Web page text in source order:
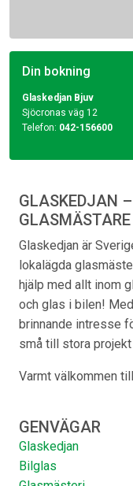
Din bokning
Glaskedjan Bjuv
Sjöcronas väg 12
Telefon: 042-156600
GLASKEDJAN
GLASMÄSTARE
Glaskedjan är
lokalägda
hjälp med allt inom
och glas i bilen!
brinnande intresse
små till stora
Varmt välkommen
GENVÄGAR
Glaskedjan
Bilglas